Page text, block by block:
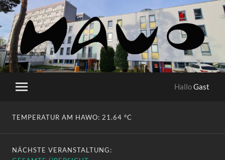
HaWo
Mobile-
HalloGast
TEMPERATUR AM HAWO: 21.64 °C
NÄCHSTE VERANSTALTUNG: